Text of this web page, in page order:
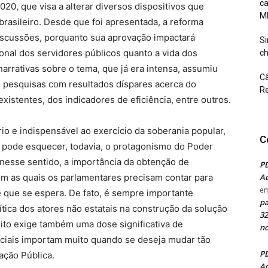
que visa a alterar diversos dispositivos que
Desde que foi apresentada, a reforma
porquanto sua aprovação impactará
dos servidores públicos quanto a vida dos
sobre o tema, que já era intensa, assumiu
com resultados díspares acerca do
dos indicadores de eficiência, entre outros.
e indispensável ao exercício da soberania popular,
esquecer, todavia, o protagonismo do Poder
sentido, a importância da obtenção de
as quais os parlamentares precisam contar para
se espera. De fato, é sempre importante
dos atores não estatais na construção da solução
exige também uma dose significativa de
importam muito quando se deseja mudar tão
Pública.